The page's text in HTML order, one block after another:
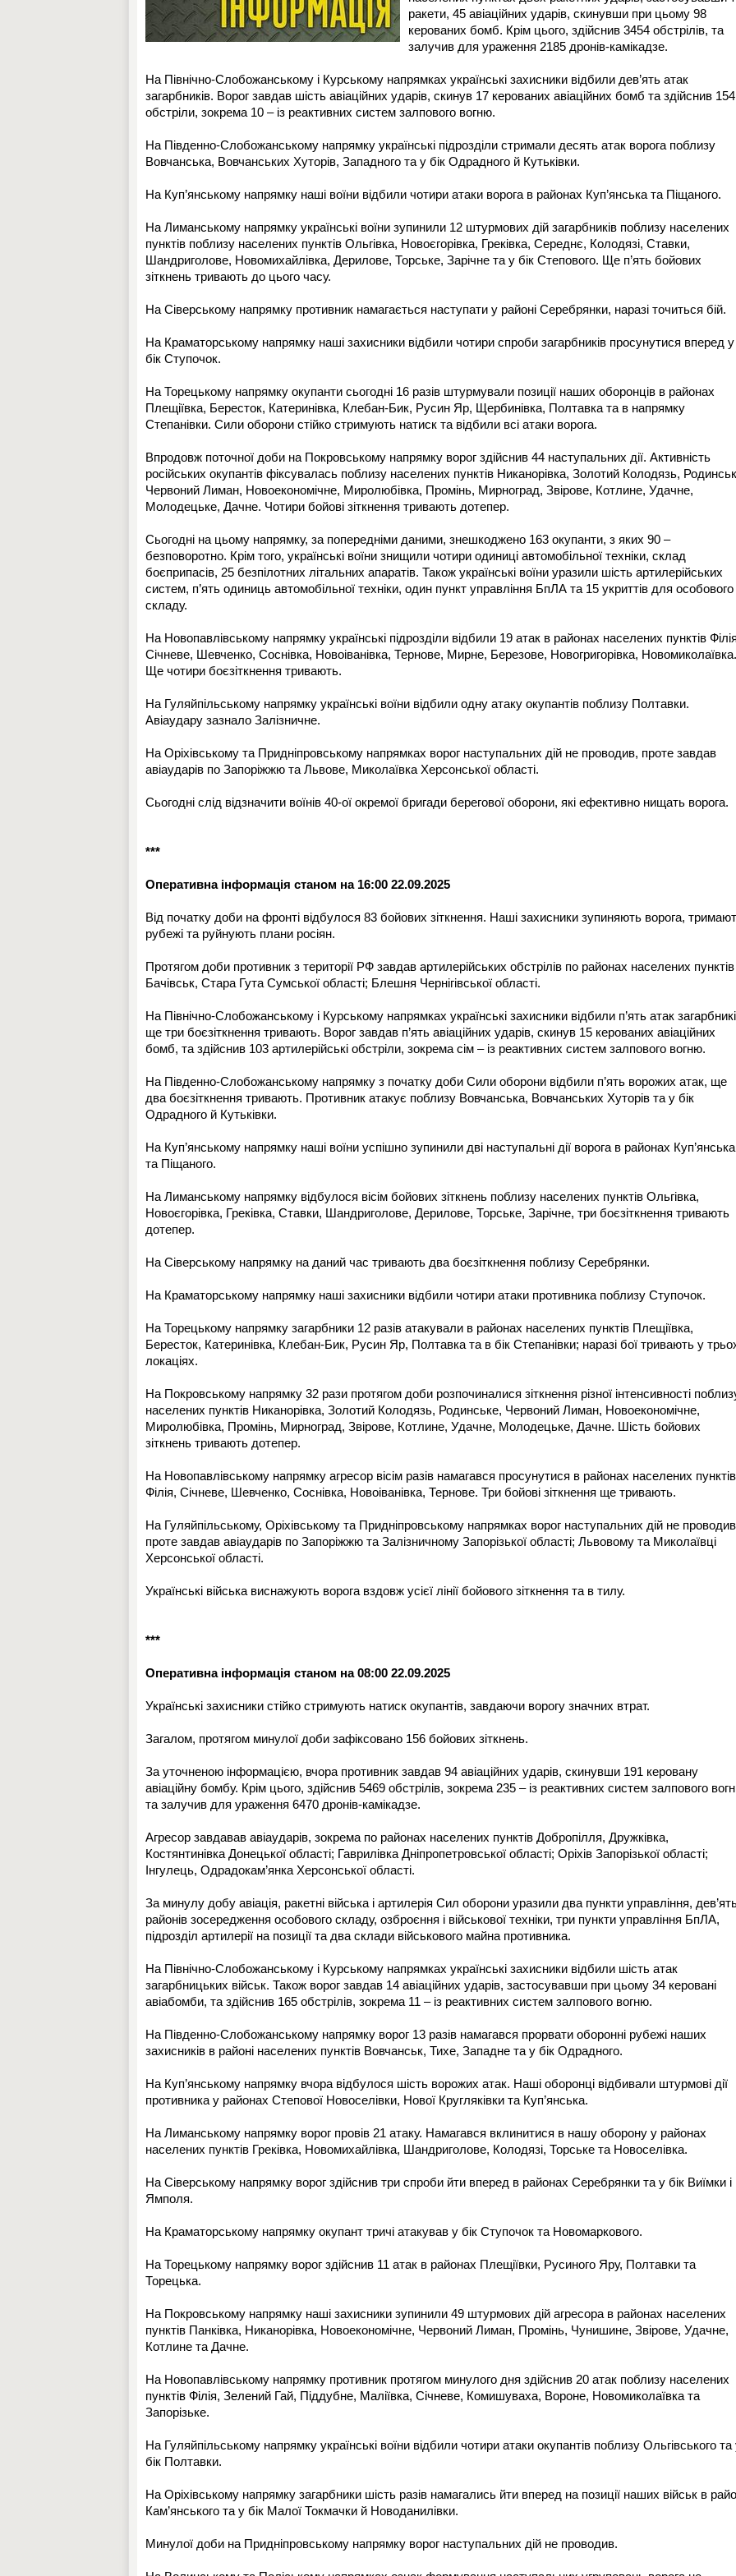
ракети, 45 авіаційних ударів, скинувши при цьому 98
керованих бомб. Крім цього, здійснив 3454 обстрілів, та
залучив для ураження 2185 дронів-камікадзе.
На Північно-Слобожанському і Курському напрямках українські захисники відбили дев’ять атак
загарбників. Ворог завдав шість авіаційних ударів, скинув 17 керованих авіаційних бомб та здійснив 154
обстріли, зокрема 10 – із реактивних систем залпового вогню.
На Південно-Слобожанському напрямку українські підрозділи стримали десять атак ворога поблизу
Вовчанська, Вовчанських Хуторів, Западного та у бік Одрадного й Кутьківки.
На Куп’янському напрямку наші воїни відбили чотири атаки ворога в районах Куп’янська та Піщаного.
На Лиманському напрямку українські воїни зупинили 12 штурмових дій загарбників поблизу населених
пунктів поблизу населених пунктів Ольгівка, Новоєгорівка, Греківка, Середнє, Колодязі, Ставки,
Шандриголове, Новомихайлівка, Дерилове, Торське, Зарічне та у бік Степового. Ще п’ять бойових
зіткнень тривають до цього часу.
На Сіверському напрямку противник намагається наступати у районі Серебрянки, наразі точиться бій.
На Краматорському напрямку наші захисники відбили чотири спроби загарбників просунутися вперед у
бік Ступочок.
На Торецькому напрямку окупанти сьогодні 16 разів штурмували позиції наших оборонців в районах
Плещіївка, Бересток, Катеринівка, Клебан-Бик, Русин Яр, Щербинівка, Полтавка та в напрямку
Степанівки. Сили оборони стійко стримують натиск та відбили всі атаки ворога.
Впродовж поточної доби на Покровському напрямку ворог здійснив 44 наступальних дії. Активність
російських окупантів фіксувалась поблизу населених пунктів Никанорівка, Золотий Колодязь,
Червоний Лиман, Новоекономічне, Миролюбівка, Промінь, Мирноград, Звірове, Котлине, Удачне,
Молодецьке, Дачне. Чотири бойові зіткнення тривають дотепер.
Сьогодні на цьому напрямку, за попередніми даними, знешкоджено 163 окупанти, з яких 90 –
безповоротно. Крім того, українські воїни знищили чотири одиниці автомобільної техніки, склад
боєприпасів, 25 безпілотних літальних апаратів. Також українські воїни уразили шість артилерійських
систем, п’ять одиниць автомобільної техніки, один пункт управління БпЛА та 15 укриттів для особового
складу.
На Новопавлівському напрямку українські підрозділи відбили 19 атак в районах населених пунктів
Січневе, Шевченко, Соснівка, Новоіванівка, Тернове, Мирне, Березове, Новогригорівка, Новомиколаївка.
Ще чотири боєзіткнення тривають.
На Гуляйпільському напрямку українські воїни відбили одну атаку окупантів поблизу Полтавки.
Авіаудару зазнало Залізничне.
На Оріхівському та Придніпровському напрямках ворог наступальних дій не проводив, проте завдав
авіаударів по Запоріжжю та Львове, Миколаївка Херсонської області.
Сьогодні слід відзначити воїнів 40-ої окремої бригади берегової оборони, які ефективно нищать ворога.
***
Оперативна інформація станом на 16:00 22.09.2025
Від початку доби на фронті відбулося 83 бойових зіткнення. Наші захисники зупиняють ворога,
рубежі та руйнують плани росіян.
Протягом доби противник з території РФ завдав артилерійських обстрілів по районах населених пунктів
Бачівськ, Стара Гута Сумської області; Блешня Чернігівської області.
На Північно-Слобожанському і Курському напрямках українські захисники відбили п’ять атак
ще три боєзіткнення тривають. Ворог завдав п’ять авіаційних ударів, скинув 15 керованих авіаційних
бомб, та здійснив 103 артилерійські обстріли, зокрема сім – із реактивних систем залпового вогню.
На Південно-Слобожанському напрямку з початку доби Сили оборони відбили п’ять ворожих атак, ще
два боєзіткнення тривають. Противник атакує поблизу Вовчанська, Вовчанських Хуторів та у бік
Одрадного й Кутьківки.
На Куп’янському напрямку наші воїни успішно зупинили дві наступальні дії ворога в районах Куп’янська
та Піщаного.
На Лиманському напрямку відбулося вісім бойових зіткнень поблизу населених пунктів Ольгівка,
Новоєгорівка, Греківка, Ставки, Шандриголове, Дерилове, Торське, Зарічне, три боєзіткнення тривають
дотепер.
На Сіверському напрямку на даний час тривають два боєзіткнення поблизу Серебрянки.
На Краматорському напрямку наші захисники відбили чотири атаки противника поблизу Ступочок.
На Торецькому напрямку загарбники 12 разів атакували в районах населених пунктів Плещіївка,
Бересток, Катеринівка, Клебан-Бик, Русин Яр, Полтавка та в бік Степанівки; наразі бої тривають у
локаціях.
На Покровському напрямку 32 рази протягом доби розпочиналися зіткнення різної інтенсивності
населених пунктів Никанорівка, Золотий Колодязь, Родинське, Червоний Лиман, Новоекономічне,
Миролюбівка, Промінь, Мирноград, Звірове, Котлине, Удачне, Молодецьке, Дачне. Шість бойових
зіткнень тривають дотепер.
На Новопавлівському напрямку агресор вісім разів намагався просунутися в районах населених пунктів
Філія, Січневе, Шевченко, Соснівка, Новоіванівка, Тернове. Три бойові зіткнення ще тривають.
На Гуляйпільському, Оріхівському та Придніпровському напрямках ворог наступальних дій не
проте завдав авіаударів по Запоріжжю та Залізничному Запорізької області; Львовому та Миколаївці
Херсонської області.
Українські війська виснажують ворога вздовж усієї лінії бойового зіткнення та в тилу.
***
Оперативна інформація станом на 08:00 22.09.2025
Українські захисники стійко стримують натиск окупантів, завдаючи ворогу значних втрат.
Загалом, протягом минулої доби зафіксовано 156 бойових зіткнень.
За уточненою інформацією, вчора противник завдав 94 авіаційних ударів, скинувши 191 керовану
авіаційну бомбу. Крім цього, здійснив 5469 обстрілів, зокрема 235 – із реактивних систем залпового
та залучив для ураження 6470 дронів-камікадзе.
Агресор завдавав авіаударів, зокрема по районах населених пунктів Добропілля, Дружківка,
Костянтинівка Донецької області; Гаврилівка Дніпропетровської області; Оріхів Запорізької області;
Інгулець, Одрадокам’янка Херсонської області.
За минулу добу авіація, ракетні війська і артилерія Сил оборони уразили два пункти управління,
районів зосередження особового складу, озброєння і військової техніки, три пункти управління БпЛА,
підрозділ артилерії на позиції та два склади військового майна противника.
На Північно-Слобожанському і Курському напрямках українські захисники відбили шість атак
загарбницьких військ. Також ворог завдав 14 авіаційних ударів, застосувавши при цьому 34 керовані
авіабомби, та здійснив 165 обстрілів, зокрема 11 – із реактивних систем залпового вогню.
На Південно-Слобожанському напрямку ворог 13 разів намагався прорвати оборонні рубежі наших
захисників в районі населених пунктів Вовчанськ, Тихе, Западне та у бік Одрадного.
На Куп’янському напрямку вчора відбулося шість ворожих атак. Наші оборонці відбивали штурмові дії
противника у районах Степової Новоселівки, Нової Кругляківки та Куп’янська.
На Лиманському напрямку ворог провів 21 атаку. Намагався вклинитися в нашу оборону у районах
населених пунктів Греківка, Новомихайлівка, Шандриголове, Колодязі, Торське та Новоселівка.
На Сіверському напрямку ворог здійснив три спроби йти вперед в районах Серебрянки та у бік Виїмки і
Ямполя.
На Краматорському напрямку окупант тричі атакував у бік Ступочок та Новомаркового.
На Торецькому напрямку ворог здійснив 11 атак в районах Плещіївки, Русиного Яру, Полтавки та
Торецька.
На Покровському напрямку наші захисники зупинили 49 штурмових дій агресора в районах населених
пунктів Панківка, Никанорівка, Новоекономічне, Червоний Лиман, Промінь, Чунишине, Звірове, Удачне,
Котлине та Дачне.
На Новопавлівському напрямку противник протягом минулого дня здійснив 20 атак поблизу населених
пунктів Філія, Зелений Гай, Піддубне, Маліївка, Січневе, Комишуваха, Вороне, Новомиколаївка та
Запорізьке.
На Гуляйпільському напрямку українські воїни відбили чотири атаки окупантів поблизу Ольгівського та
бік Полтавки.
На Оріхівському напрямку загарбники шість разів намагались йти вперед на позиції наших військ в
Кам’янського та у бік Малої Токмачки й Новоданилівки.
Минулої доби на Придніпровському напрямку ворог наступальних дій не проводив.